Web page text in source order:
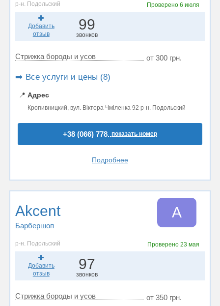
р-н. Подольский Проверено6 июля
Добавить
отзыв
99
звонков
Стрижка бороды и усов от 300 грн.
➡️ Все услуги и цены (8)
📍 Адрес
Кропивницкий, вул. Віктора Чміленка 92 р-н. Подольский
+38 (066) 778..показать номер
Подробнее
Akcent
Барбершоп
A
р-н. Подольский Проверено 23 мая
Добавить
отзыв
97
звонков
Стрижка бороды и усов от 350 грн.